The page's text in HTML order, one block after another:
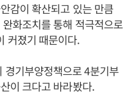
감이 확산되고 있는 만큼
화조치를 통해 적극적으로
커졌기 때문이다.
경기부양정책으로 4분기부
이 크다고 바라봤다.